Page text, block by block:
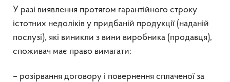
У разі виявлення протягом гарантійного строку
істотних недоліків у придбаній продукції (наданій
послузі), які виникли з вини виробника (продавця),
споживач має право вимагати:
– розірвання договору і повернення сплаченої за